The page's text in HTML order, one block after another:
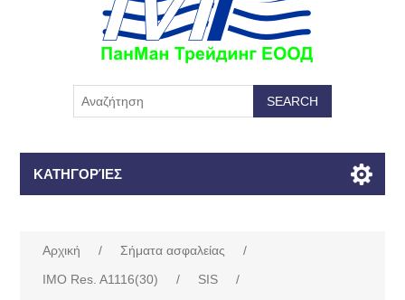
ΚΑΤΗΓΟΡΊΕΣ
Αρχική / Σήματα ασφαλείας
/
IMO Res. A1116(30)
/ SIS
/